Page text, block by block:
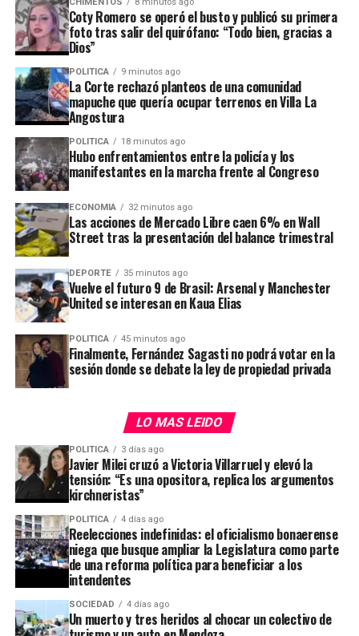
p
p
o
k
m
k
tir
Coty Romero se operó el busto y publicó su primera
foto tras salir del quirófano: “Todo bien, gracias a
Dios”
POLITICA 9 minutos ago
La Corte rechazó planteos de una comunidad
mapuche que quería ocupar terrenos en Villa La
Angostura
POLITICA 18 minutos ago
Hubo enfrentamientos entre la policía y los
manifestantes en la marcha frente al Congreso
ECONOMIA 32 minutos ago
Las acciones de Mercado Libre caen 6% en Wall
Street tras la presentación del balance trimestral
DEPORTE 35 minutos ago
Vuelve el futuro 9 de Brasil: Arsenal y Manchester
United se interesan en Kaua Elias
POLITICA 45 minutos ago
Finalmente, Fernández Sagasti no podrá votar en la
sesión donde se debate la ley de propiedad privada
LO MAS LEIDO
POLITICA 3 días ago
Javier Milei cruzó a Victoria Villarruel y elevó la
tensión: “Es una opositora, replica los argumentos
kirchneristas”
POLITICA 4 días ago
Reelecciones indefinidas: el oficialismo bonaerense
niega que busque ampliar la Legislatura como parte
de una reforma política para beneficiar a los
intendentes
SOCIEDAD 4 días ago
Un muerto y tres heridos al chocar un colectivo de